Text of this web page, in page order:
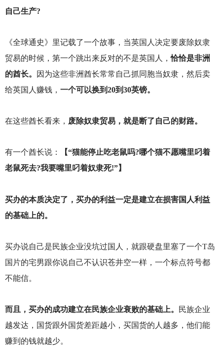
自己生产?
《全球通史》里记载了一个故事，当英国人决定要废除奴隶
贸易的时候，第一个跳出来反对的不是英国人，恰恰是非洲
的酋长。
因为这些非洲酋长常常自己抓同胞当奴隶，然后卖
给英国人赚钱， 一个可以换到20到30英镑。
在这些酋长看来， 废除奴隶贸易，就是断了自己的财路。
有一个酋长说：
【“猫能停止吃老鼠吗?哪个猫不愿嘴里叼着
老鼠死去?我要嘴里叼着奴隶死!”】
买办的本质决定了，买办的利益一定是建立在损害国人利益
的基础上的。
买办说自己是民族企业没坑过国人，就跟硬盘里塞了一个T岛
国片的宅男跟你说自己不认识苍井空一样，一个标点符号都
不能信。
而且，买办的成功建立在民族企业衰败的基础上。
民族企业
越发达，国货跟外国货差距越小，买国货的人越多，他们能
赚到的钱就越少。